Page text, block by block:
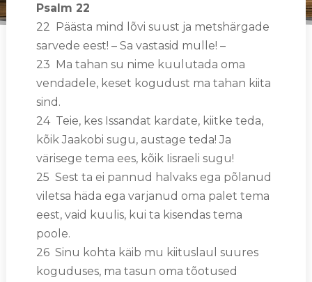
Psalm 22
22 Päästa mind lõvi suust ja metshärgade
sarvede eest! – Sa vastasid mulle! –
23 Ma tahan su nime kuulutada oma
vendadele, keset kogudust ma tahan kiita
sind.
24 Teie, kes Issandat kardate, kiitke teda,
kõik Jaakobi sugu, austage teda! Ja
värisege tema ees, kõik Iisraeli sugu!
25 Sest ta ei pannud halvaks ega põlanud
viletsa häda ega varjanud oma palet tema
eest, vaid kuulis, kui ta kisendas tema
poole.
26 Sinu kohta käib mu kiituslaul suures
koguduses, ma tasun oma tõotused